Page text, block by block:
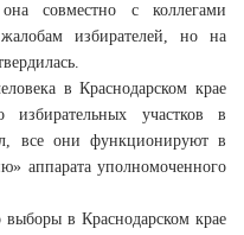
совместно с коллегами
избирателей, но на
в Краснодарском крае
участков в
все они функционируют в
аппарата уполномоченного
в Краснодарском крае